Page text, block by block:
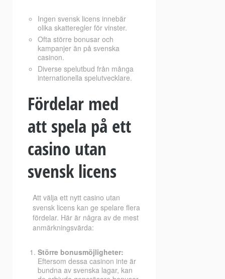
Ingen svensk licens innebär
olika skatteregler för vinster.
Ofta större bonusar och
kampanjer än på svenska
casinon.
Diverse spelutbud från många
internationella spelutvecklare.
Fördelar med
att spela på ett
casino utan
svensk licens
Att välja ett nytt casino utan
svensk licens kan ge spelare flera
fördelar. Här är några av de mest
anmärkningsvärda:
Större bonusmöjligheter:
Eftersom dessa casinon inte är
bundna av svenska lagar, kan